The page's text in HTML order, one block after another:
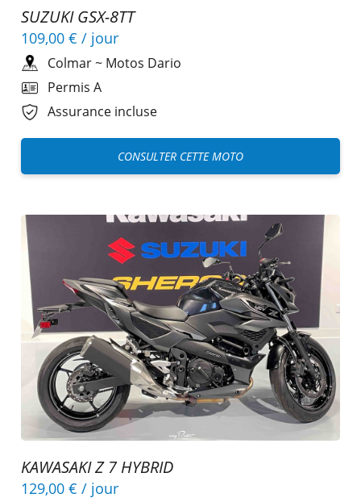
SUZUKI GSX-8TT
109,00 € / jour
Colmar~ Motos Dario
Permis A
Assurance incluse
CONSULTER CETTE MOTO
KAWASAKI Z 7 HYBRID
129,00 € / jour